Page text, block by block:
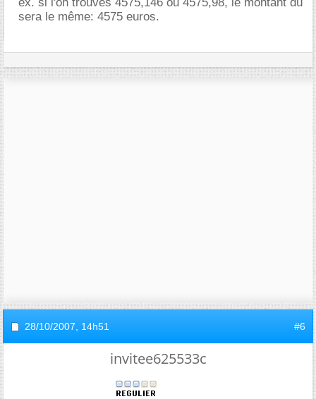
sera le même: 4575 euros.
28/10/2007, 14h51 #6
invitee625533c